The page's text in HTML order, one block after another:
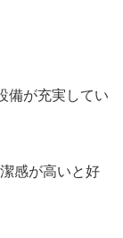
備が充実してい
感が高いと好